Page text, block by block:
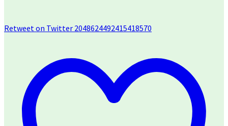
Retweet on Twitter 2048624492415418570